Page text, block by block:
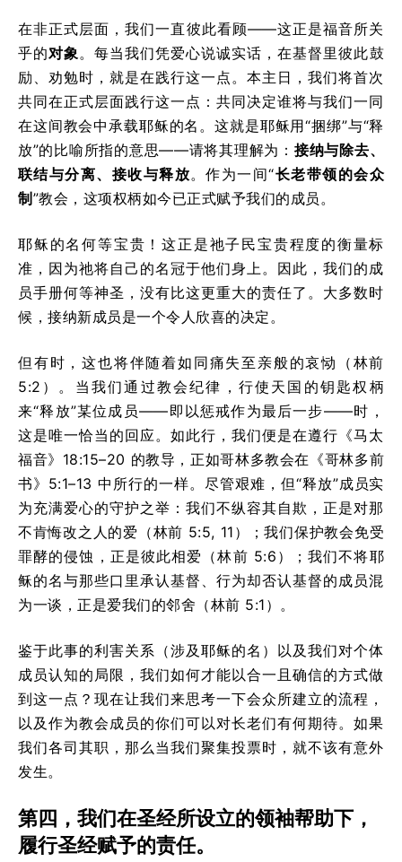
在非正式层面，我们一直彼此看顾——这正是福音所关
乎的对象 。每当我们凭爱心说诚实话，在基督里彼此鼓
励、劝勉时，就是在践行这一点。本主日，我们将首次
共同在正式层面践行这一点：共同决定谁将与我们一同
在这间教会中承载耶稣的名。这就是耶稣用“捆绑”与“释
放”的比喻所指的意思——请将其理解为： 接纳与除去、
联结与分离、接收与释放。作为一间“长老带领的会众
制”教会，这项权柄如今已正式赋予我们的成员。
耶稣的名何等宝贵！这正是祂子民宝贵程度的衡量标
准，因为祂将自己的名冠于他们身上。因此，我们的成
员手册何等神圣，没有比这更重大的责任了。大多数时
候，接纳新成员是一个令人欣喜的决定。
但有时，这也将伴随着如同痛失至亲般的哀恸（林前
5:2）。当我们通过教会纪律，行使天国的钥匙权柄
来“释放”某位成员——即以惩戒作为最后一步——时，
这是唯一恰当的回应。如此行，我们便是在遵行《马太
福音》18:15–20 的教导，正如哥林多教会在《哥林多前
书》5:1–13 中所行的一样。尽管艰难，但“释放”成员实
为充满爱心的守护之举：我们不纵容其自欺，正是对那
不肯悔改之人的爱（林前 5:5, 11）；我们保护教会免受
罪酵的侵蚀，正是彼此相爱（林前 5:6）；我们不将耶
稣的名与那些口里承认基督、行为却否认基督的成员混
为一谈，正是爱我们的邻舍（林前 5:1）。
鉴于此事的利害关系（涉及耶稣的名）以及我们对个体
成员认知的局限，我们如何才能以合一且确信的方式做
到这一点？现在让我们来思考一下会众所建立的流程，
以及作为教会成员的你们可以对长老们有何期待。如果
我们各司其职，那么当我们聚集投票时，就不该有意外
发生。
第四，我们在圣经所设立的领袖帮助下，
履行圣经赋予的责任。